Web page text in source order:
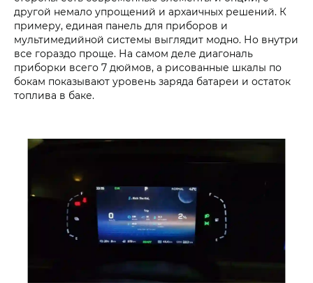
другой немало упрощений и архаичных решений. К
примеру, единая панель для приборов и
мультимедийной системы выглядит модно. Но внутри
все гораздо проще. На самом деле диагональ
приборки всего 7 дюймов, а рисованные шкалы по
бокам показывают уровень заряда батареи и остаток
топлива в баке.